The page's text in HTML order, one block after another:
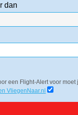
dan
een Flight-Alert voor
VliegenNaar.nl